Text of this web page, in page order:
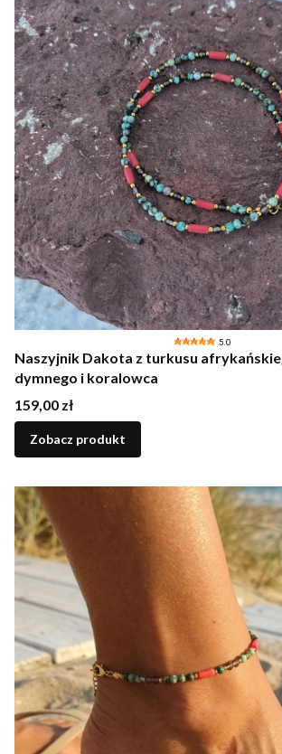
5.0
Naszyjnik Dakota z turkusu
dymnego i koralowca
Cena
159,00 zł
Zobacz produkt